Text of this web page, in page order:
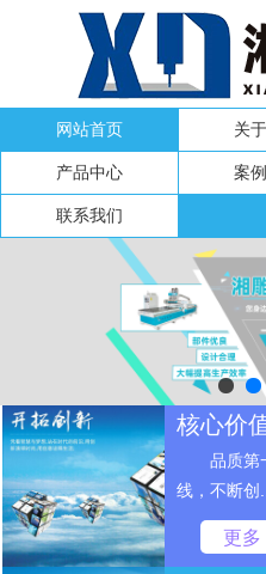
网站首页 关
产品中心 案
联系我们
核心价
品质第
线，不断创...
更多